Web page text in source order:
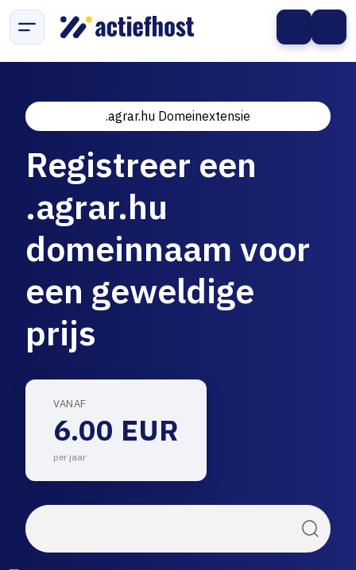
.agrar.hu Domeinextensie
Registreer een
.agrar.hu
domeinnaam voor
een geweldige
prijs
VANAF
6.00 EUR
per jaar